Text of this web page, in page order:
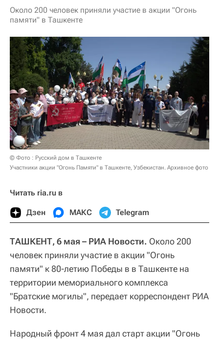
Около 200 человек приняли участие в акции "Огонь
памяти" в Ташкенте
© Фото : Русский дом в Ташкенте
Участники акции "Огонь Памяти" в Ташкенте, Узбекистан. Архивное фото
Читать ria.ru в
Дзен МАКС Telegram
ТАШКЕНТ, 6 мая – РИА Новости. Около 200
человек приняли участие в акции "Огонь
памяти" к 80-летию Победы в в Ташкенте на
территории мемориального комплекса
"Братские могилы", передает корреспондент РИА
Новости.
Народный фронт 4 мая дал старт акции "Огонь